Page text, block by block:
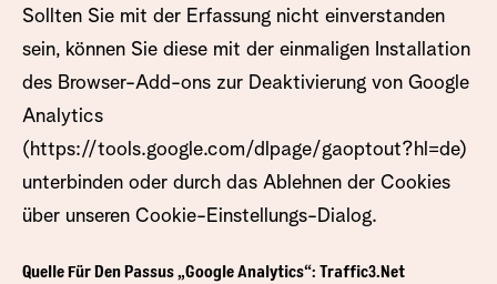
Sollten Sie mit der Erfassung nicht einverstanden
sein, können Sie diese mit der einmaligen Installation
des Browser-Add-ons zur Deaktivierung von Google
Analytics
( https://tools.google.com/dlpage/gaoptout?hl=de)
unterbinden oder durch das Ablehnen der Cookies
über unseren Cookie-Einstellungs-Dialog.
Quelle Für Den Passus „Google Analytics“: Traffic3.net